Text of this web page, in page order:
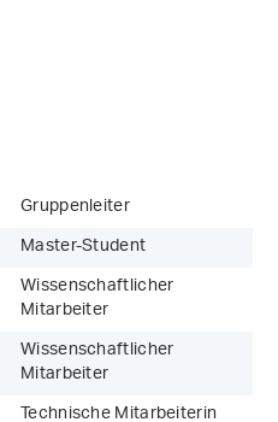
Gruppenleiter
Master-Student
Wissenschaftlicher
Mitarbeiter
Wissenschaftlicher
Mitarbeiter
Technische Mitarbeiterin